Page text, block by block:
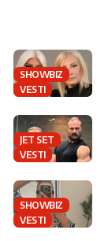
SHOWBIZ
VESTI
JET SET
VESTI
SHOWBIZ
VESTI